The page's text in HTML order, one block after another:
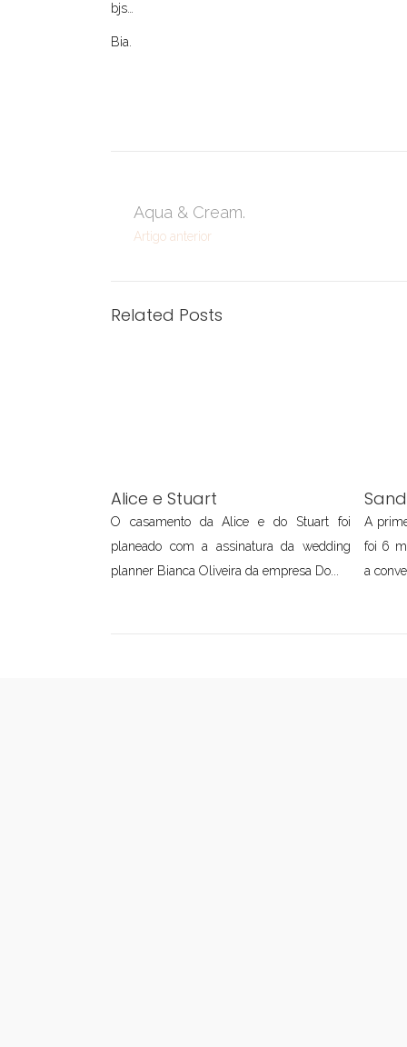
bjs…
Bia.
Aqua & Cream.
Artigo anterior
Related Posts
Alice e Stuart
O casamento da Alice e do Stuart foi
planeado com a assinatura da wedding
planner Bianca Oliveira da empresa Do...
A
foi 6
a